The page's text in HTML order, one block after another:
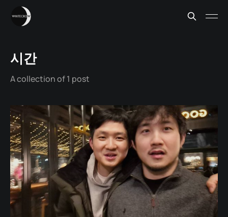
시간
A collection of 1 post